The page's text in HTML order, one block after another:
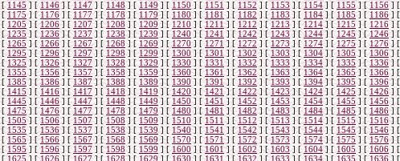
[1145] [ 1146] [1147 ] [1148] [1149] [1150 ] [ 1151 ] [1152] [1153] [1154 ] [ 1155] [1156] [
[ 1175] [1176 ] [1177 ] [ 1178 ] [ 1179] [1180] [1181] [1182 ] [1183 ] [ 1184] [ 1185] [1186]
[ 1205 ] [1206] [ 1207] [1208 ] [ 1209] [ 1210 ] [1211] [ 1212 ] [1213 ] [ 1214] [1215 ] [ 1216]
[1235] [1236] [1237 ] [ 1238] [ 1239] [1240] [ 1241 ] [1242] [1243] [1244 ] [ 1245] [1246]
[ 1265] [ 1266] [1267] [ 1268 ] [ 1269 ] [1270] [ 1271 ] [ 1272 ] [ 1273] [ 1274 ] [1275 ] [1276] [
[1295] [ 1296] [1297] [ 1298] [1299 ] [ 1300 ] [ 1301 ] [ 1302 ] [1303 ] [1304] [ 1305] [ 1306] [
[1325] [1326] [1327 ] [1328] [ 1329] [1330] [ 1331 ] [1332 ] [1333] [1334 ] [1335] [1336]
[1355 ] [1356] [1357 ] [ 1358] [ 1359] [1360] [1361 ] [1362 ] [1363 ] [1364] [ 1365] [1366]
[1385 ] [1386] [ 1387] [1388 ] [ 1389] [ 1390] [1391] [ 1392 ] [1393 ] [1394] [1395 ] [1396]
[1415] [1416] [ 1417 ] [1418] [ 1419] [1420 ] [1421 ] [ 1422] [1423] [1424] [ 1425] [1426]
[ 1445] [1446] [1447 ] [ 1448 ] [ 1449] [ 1450] [ 1451 ] [ 1452 ] [ 1453 ] [1454] [ 1455 ] [ 1456] [
[ 1475] [1476 ] [1477] [ 1478 ] [1479 ] [1480 ] [ 1481 ] [ 1482] [1483] [ 1484 ] [ 1485 ] [ 1486]
[1505] [1506] [1507 ] [1508] [ 1509 ] [ 1510] [ 1511 ] [1512 ] [1513 ] [ 1514 ] [1515] [1516]
[1535] [ 1536] [1537 ] [1538] [ 1539] [1540] [1541] [1542 ] [1543 ] [1544] [ 1545] [1546] [
[1565] [1566] [ 1567] [1568 ] [ 1569] [1570 ] [1571] [ 1572 ] [1573] [ 1574] [1575 ] [1576]
[1595] [ 1596] [1597 ] [1598] [ 1599 ] [1600] [1601] [ 1602 ] [ 1603] [ 1604] [ 1605] [1606]
[1625] [ 1626] [1627] [ 1628] [ 1629] [ 1630] [ 1631 ] [ 1632 ] [ 1633 ] [1634] [1635 ] [1636] [